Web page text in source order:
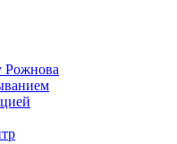
Рожнова